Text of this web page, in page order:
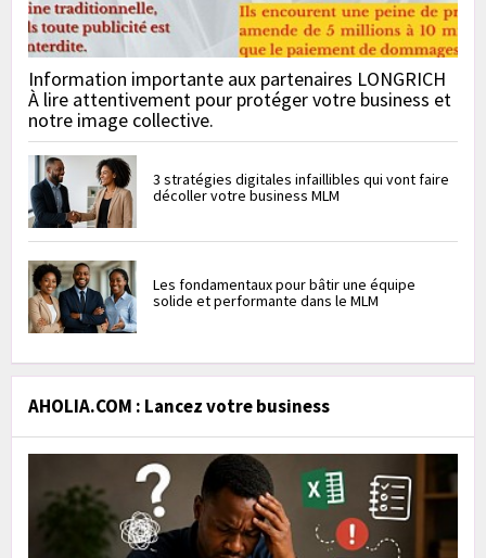
Information importante aux partenaires LONGRICH
À lire attentivement pour protéger votre business et
notre image collective.
3 stratégies digitales infaillibles qui vont faire
décoller votre business MLM
Les fondamentaux pour bâtir une équipe
solide et performante dans le MLM
AHOLIA.COM : Lancez votre business